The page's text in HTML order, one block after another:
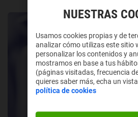
NUESTRAS
Usamos cookies propias y de
analizar cómo utilizas este sitio
personalizar los contenidos y
mostramos en base a tus
(páginas visitadas, frecuencia
quieres saber más, echa un
política de cookies